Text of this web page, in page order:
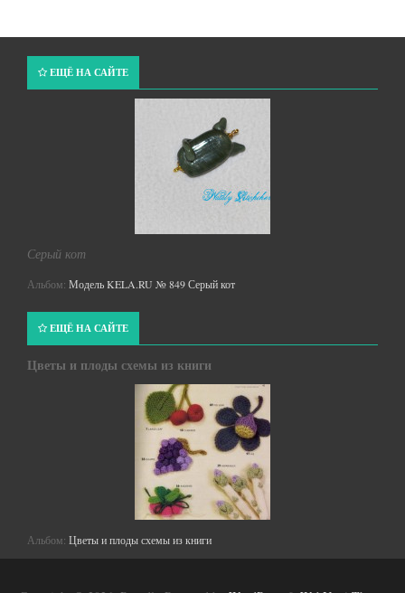
ЕЩЁ НА САЙТЕ
Серый кот
Альбом: Модель KELA.RU № 849 Серый кот
ЕЩЁ НА САЙТЕ
Цветы и плоды схемы из книги
Альбом: Цветы и плоды схемы из книги